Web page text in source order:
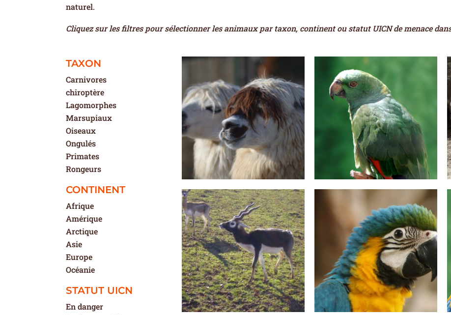
naturel.
Cliquez sur les filtres pour sélectionner les animaux par taxon, continent ou statut UICN de menace
TAXON
Carnivores
chiroptère
Lagomorphes
Marsupiaux
Oiseaux
Ongulés
Primates
Rongeurs
CONTINENT
Afrique
Amérique
Arctique
Asie
Europe
Océanie
STATUT UICN
En danger